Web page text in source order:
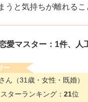
うと気持ちが離れる
愛マスター：1件、人
ー
ん （31歳・女性・既婚）
ターランキング： 21位